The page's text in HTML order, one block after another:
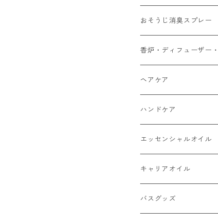
yuica リフレッシュス
yaso アロマルームミ
yaso 虫除けスプレー
NALUQ ボディースプ
檜葉三百 おそうじ消臭
おそうじ消臭スプレー
檜葉三百
香炉・ディフューザー
yuica 森香炉
odai リードディフュー
yaso お香
Phnom Toi ウッドディ
ヘアケア
odai ヘアオイル
yaso ヘアオイル
NALUQ ヘアクリーム
haus ヘアオイル
ハンドケア
odai ハンドバーム
NALUQ ハンドクリーム
haus ハンドクリーム
エッセンシャルオイル
yuica
Phnom Toi
キャリアオイル
yuica
バスグッズ